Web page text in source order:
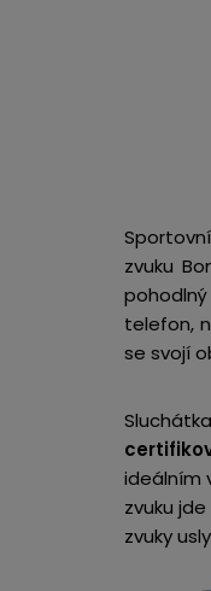
zvuku
telefon,
se svojí
ideálním
zvuku
zvuky